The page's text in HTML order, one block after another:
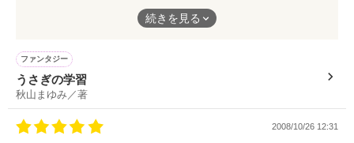
ありがとうございました
現在、感想ノートを閉じております。
ご感想などは『よろず窓口』までお願いします。
感想ノートを閉じています。
ご感想などは『よろず窓口』までお願いします。
桜沢リンさん
高杉誠さん
素直に面白い物を読みたければ、迷わず｢うさぎの学習｣を、お薦
続きを見る
ファンタジー
うさぎの学習
秋山まゆみ／著
2008/10/26 12:31